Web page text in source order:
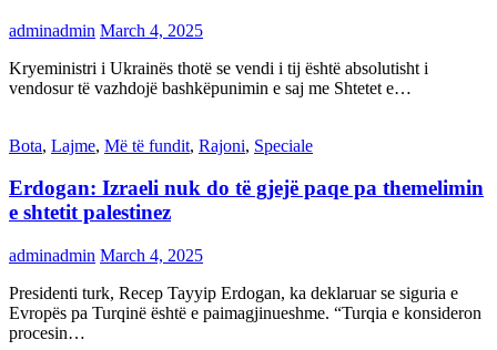
adminadmin March 4, 2025
Kryeministri i Ukrainës thotë se vendi i tij është absolutisht i
vendosur të vazhdojë bashkëpunimin e saj me Shtetet e…
Bota, Lajme, Më të fundit, Rajoni, Speciale
Erdogan: Izraeli nuk do të gjejë paqe pa themelimin
e shtetit palestinez
adminadmin March 4, 2025
Presidenti turk, Recep Tayyip Erdogan, ka deklaruar se siguria e
Evropës pa Turqinë është e paimagjinueshme. “Turqia e konsideron
procesin…